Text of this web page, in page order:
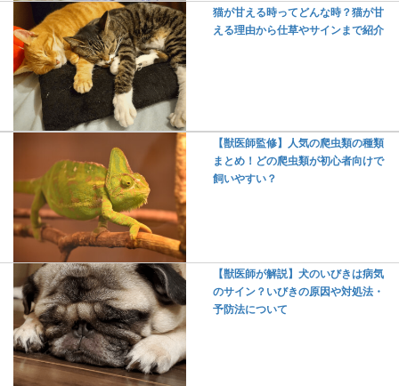
猫が甘える時ってどんな時？猫が甘
える理由から仕草やサインまで紹介
【獣医師監修】人気の爬虫類の種類
まとめ！どの爬虫類が初心者向けで
飼いやすい？
【獣医師が解説】犬のいびきは病気
のサイン？いびきの原因や対処法・
予防法について